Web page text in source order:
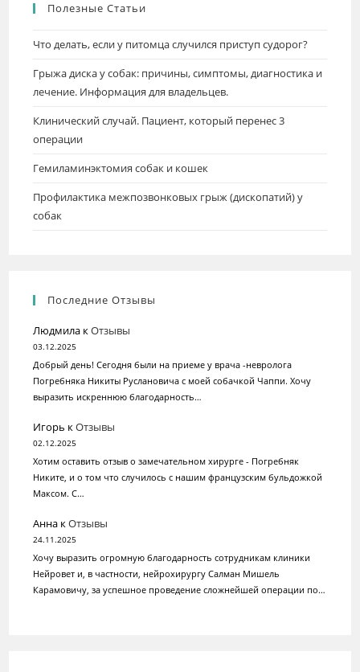
Полезные Статьи
Что делать, если у питомца случился приступ судорог?
Грыжа диска у собак: причины, симптомы, диагностика и
лечение. Информация для владельцев.
Клинический случай. Пациент, который перенес 3
операции
Гемиламинэктомия собак и кошек
Профилактика межпозвонковых грыж (дископатий) у
собак
Последние Отзывы
Людмила кОтзывы
03.12.2025
Добрый день! Сегодня были на приеме у врача -невролога
Погребняка Никиты Руслановича c моей собачкой Чаппи. Хочу
выразить искреннюю благодарность…
Игорь кОтзывы
02.12.2025
Хотим оставить отзыв о замечательном хирурге - Погребняк
Никите, и о том что случилось с нашим французским бульдожкой
Максом. С…
Анна кОтзывы
24.11.2025
Хочу выразить огромную благодарность сотрудникам клиники
Нейровет и, в частности, нейрохирургу Салман Мишель
Карамовичу, за успешное проведение сложнейшей операции по…